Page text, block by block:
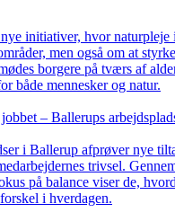
initiativer, hvor naturpleje
men også om at
borgere på tværs af
både mennesker og natur.
– Ballerups
i Ballerup afprøver nye
trivsel.
på balance viser de,
i hverdagen.